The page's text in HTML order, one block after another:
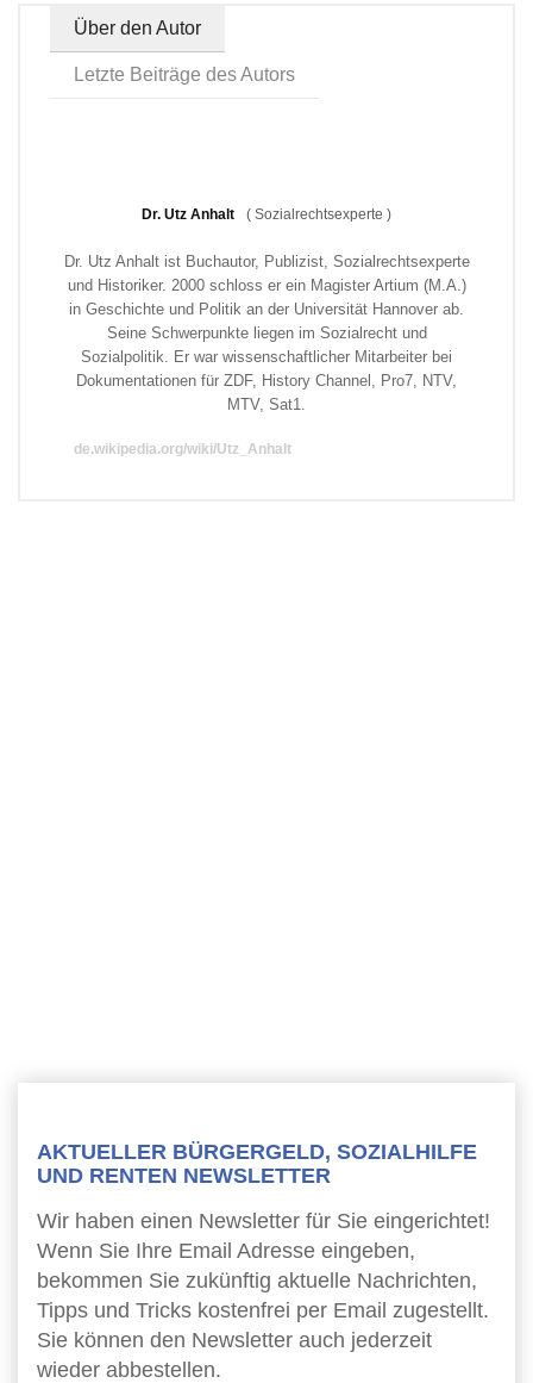
Über den Autor
Letzte Beiträge des Autors
Dr. Utz Anhalt ( Sozialrechtsexperte )
Dr. Utz Anhalt ist Buchautor, Publizist, Sozialrechtsexperte
und Historiker. 2000 schloss er ein Magister Artium (M.A.)
in Geschichte und Politik an der Universität Hannover ab.
Seine Schwerpunkte liegen im Sozialrecht und
Sozialpolitik. Er war wissenschaftlicher Mitarbeiter bei
Dokumentationen für ZDF, History Channel, Pro7, NTV,
MTV, Sat1.
de.wikipedia.org/wiki/Utz_Anhalt
AKTUELLER BÜRGERGELD, SOZIALHILFE
UND RENTEN NEWSLETTER
Wir haben einen Newsletter für Sie eingerichtet!
Wenn Sie Ihre Email Adresse eingeben,
bekommen Sie zukünftig aktuelle Nachrichten,
Tipps und Tricks kostenfrei per Email zugestellt.
Sie können den Newsletter auch jederzeit
wieder abbestellen.